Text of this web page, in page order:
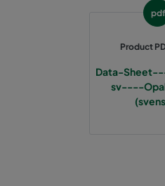
pdf
Product
Data-
sv----